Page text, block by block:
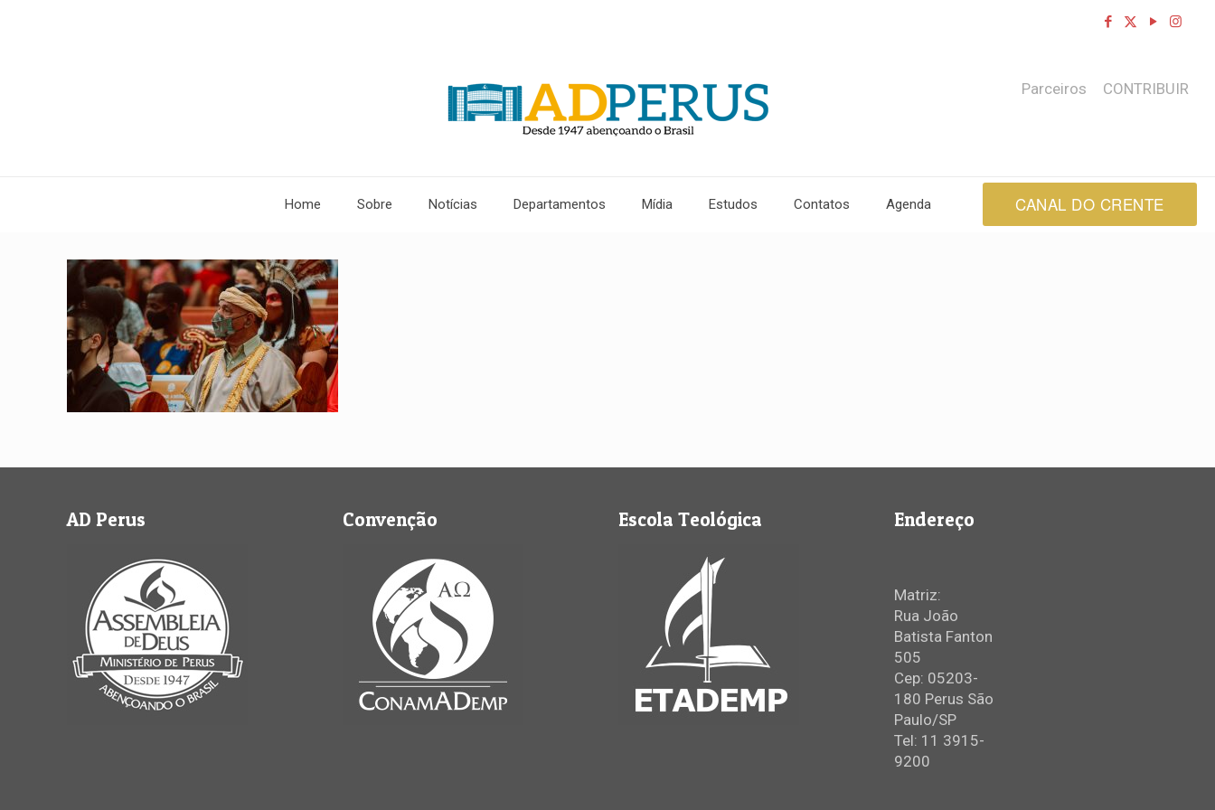
Home Sobre Notícias Departamentos Mídia Estudos Contatos Agenda
Parceiros CONTRIBUIR
CANAL DO CRENTE
AD Perus Convenção Escola Teológica Endereço
Matriz:
Rua João
Batista Fanton
505
Cep: 05203-
180 Perus São
Paulo/SP
Tel: 11 3915-
9200